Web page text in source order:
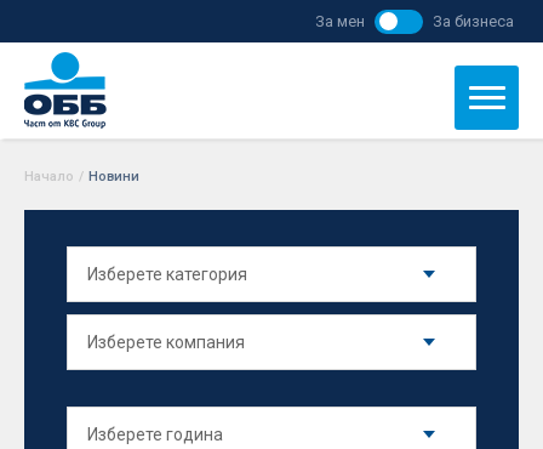
За мен За бизнеса
Начало / Новини